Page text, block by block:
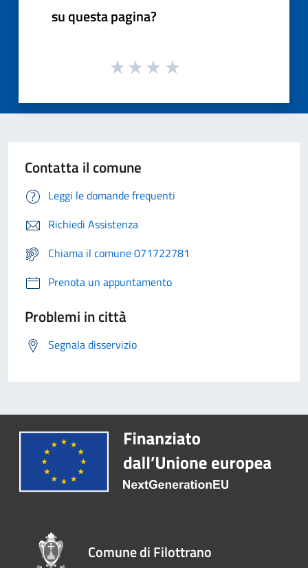
su questa pagina?
Contatta il comune
Leggi le domande frequenti
Richiedi Assistenza
Chiama il comune 071722781
Prenota un appuntamento
Problemi in città
Segnala disservizio
Comune di Filottrano